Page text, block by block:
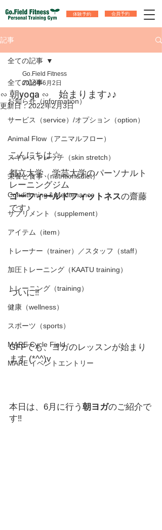
体験予約 会員予約
記事
全ての記事
お知らせ（information）
サービス（service）/オプション（option）
Animal Flow（アニマルフロー）
スキンストレッチ（skin stretch）
栄養と食事（nutrition&diet）
Conditioning＆Mentenance
サプリメント（supplement）
アイテム（item）
トレーナー（trainer）／スタッフ（staff）
加圧トレーニング（KAATU training）
トレーニング（training）
健康（wellness）
スポーツ（sports）
MARE Cycle Field
MARE イベントエントリー
全ての記事
∽ 朝yoga ∽ 始まります♪♪
Go.Field Fitness
2018年6月2日
更新日：2022年2月3日
こんにちは☆
都立大学、学芸大学のパーソナルト
レーニングジム
ゴーフィールドフィットネスの齋藤
です♪
ついに‼
GFFでも、ヨガのレッスンが始まり
ます (*^^)v
本日は、6月に行う 朝ヨガのご紹介で
す‼